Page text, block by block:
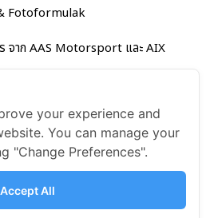
Fotoformulak
จาก AAS Motorsport และ AIX
PR
July 1, 2024 6:03 pm
your experience and
You can manage your
"Change Preferences".
Accept All